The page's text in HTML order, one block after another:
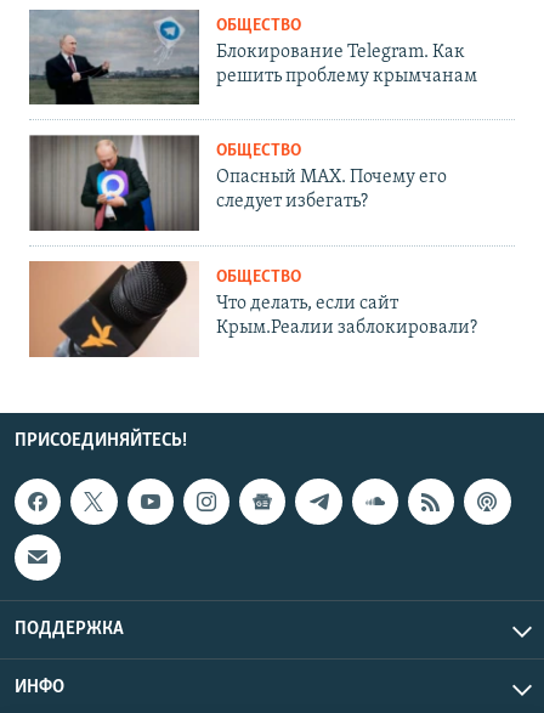
ОБЩЕСТВО
Блокирование Telegram. Как
решить проблему крымчанам
ОБЩЕСТВО
Опасный MAX. Почему его
следует избегать?
ОБЩЕСТВО
Что делать, если сайт
Крым.Реалии заблокировали?
ПРИСОЕДИНЯЙТЕСЬ!
ПОДДЕРЖКА
ИНФО